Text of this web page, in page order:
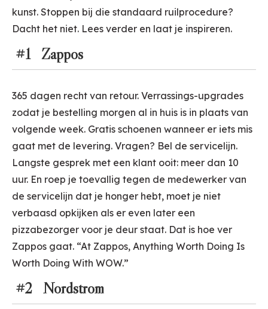
kunst. Stoppen bij die standaard ruilprocedure?
Dacht het niet. Lees verder en laat je inspireren.
#1 Zappos
365 dagen recht van retour. Verrassings-upgrades
zodat je bestelling morgen al in huis is in plaats van
volgende week. Gratis schoenen wanneer er iets mis
gaat met de levering. Vragen? Bel de servicelijn.
Langste gesprek met een klant ooit: meer dan 10
uur. En roep je toevallig tegen de medewerker van
de servicelijn dat je honger hebt, moet je niet
verbaasd opkijken als er even later een
pizzabezorger voor je deur staat. Dat is hoe ver
Zappos gaat. “At Zappos, Anything Worth Doing Is
Worth Doing With WOW.”
#2 Nordstrom